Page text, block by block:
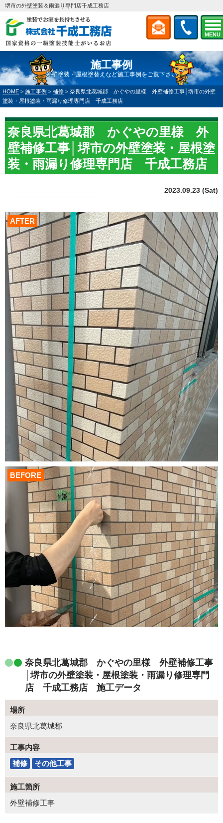
MENU
堺市の外壁塗装＆雨漏り専門店千成工務店
施工事例
外壁塗装・屋根塗替えなど施工事例をご覧下さい
HOME > 施工事例 > 補修 > 奈良県北葛城郡 かぐやの里様 外壁補修工事│堺市の外壁
塗装・屋根塗装・雨漏り修理専門店 千成工務店
奈良県北葛城郡 かぐやの里様 外
壁補修工事│堺市の外壁塗装・屋根塗
装・雨漏り修理専門店 千成工務店
2023.09.23 (Sat)
AFTER
BEFORE
奈良県北葛城郡 かぐやの里様 外壁補修工事
│堺市の外壁塗装・屋根塗装・雨漏り修理専門
店 千成工務店 施工データ
場所
奈良県北葛城郡
工事内容
補修
その他工事
施工箇所
外壁補修工事